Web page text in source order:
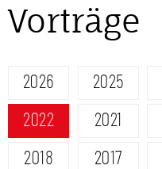
Vorträge
2026 2025
2022
2021
2018
2017